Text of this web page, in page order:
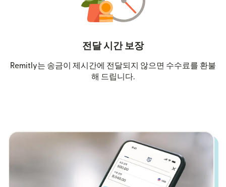
전달 시간 보장
Remitly는 송금이 제시간에 전달되지 않으면 수수료를 환불
해 드립니다.